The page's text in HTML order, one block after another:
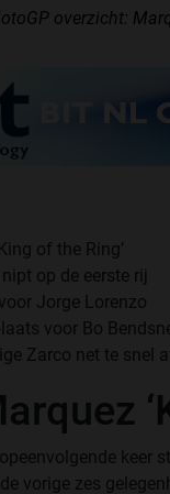
overzicht:
of the Ring’
op de eerste rij
Jorge Lorenzo
voor Bo
Zarco net te snel
keer
vorige zes